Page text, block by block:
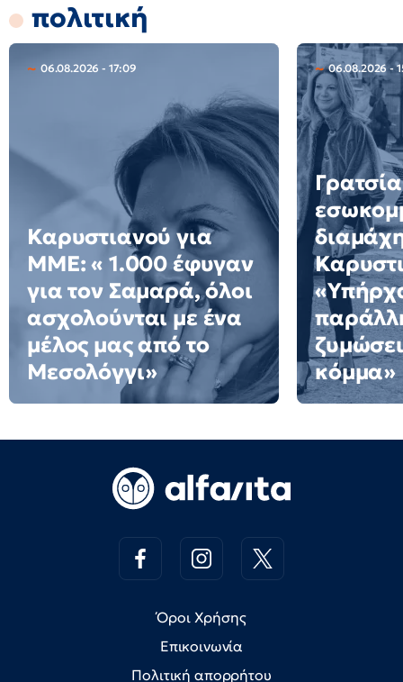
πολιτική
06.08.2026 - 17:09
Καρυστιανού για
ΜΜΕ: « 1.000 έφυγαν
για τον Σαμαρά, όλοι
ασχολούνται με ένα
μέλος μας από το
Μεσολόγγι»
06.08.2026 -
κόμμα»
Όροι Χρήσης
Επικοινωνία
Πολιτική απορρήτου